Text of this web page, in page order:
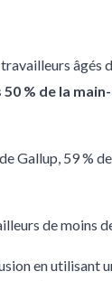
âgés
% de la
Gallup, 59 %
de moins
en utilisant